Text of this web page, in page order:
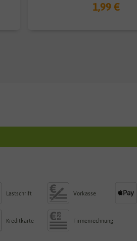
1,99 €
Lastschrift Vorkasse
Kreditkarte Firmenrechnung